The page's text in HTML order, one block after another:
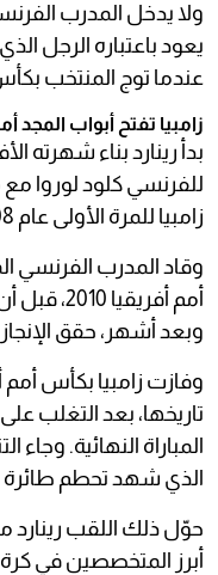
ولا يدخل المدرب
عندما توج المنتخب بكأس
زامبيا تفتح أبواب المجد
بدأ رينارد بناء شهرته
للفرنسي كلود لوروا مع
زامبيا للمرة الأولى عام 2008.
وقاد المدرب الفرنسي
وبعد أشهر، حقق الإنجاز
تاريخها، بعد التغلب
المباراة النهائية.
الذي شهد تحطم طائرة
حوّل ذلك اللقب رينارد
أبرز المتخصصين في